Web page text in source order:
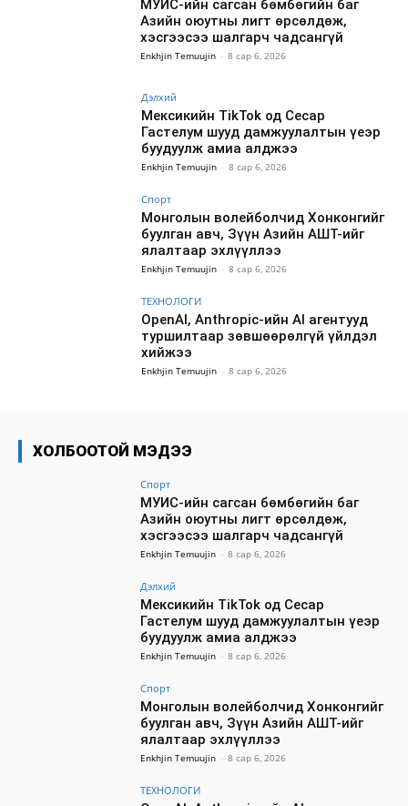
МУИС-ийн сагсан бөмбөгийн баг
Азийн оюутны лигт өрсөлдөж,
хэсгээсээ шалгарч чадсангүй
Enkhjin Temuujin - 8 сар 6, 2026
Дэлхий
Мексикийн TikTok од Сесар
Гастелум шууд дамжуулалтын үеэр
буудуулж амиа алджээ
Enkhjin Temuujin - 8 сар 6, 2026
Спорт
Монголын волейболчид Хонконгийг
буулган авч, Зүүн Азийн АШТ-ийг
ялалтаар эхлүүллээ
Enkhjin Temuujin - 8 сар 6, 2026
ТЕХНОЛОГИ
OpenAI, Anthropic-ийн AI агентууд
туршилтаар зөвшөөрөлгүй үйлдэл
хийжээ
Enkhjin Temuujin - 8 сар 6, 2026
ХОЛБООТОЙ МЭДЭЭ
Спорт
МУИС-ийн сагсан бөмбөгийн баг
Азийн оюутны лигт өрсөлдөж,
хэсгээсээ шалгарч чадсангүй
Enkhjin Temuujin - 8 сар 6, 2026
Дэлхий
Мексикийн TikTok од Сесар
Гастелум шууд дамжуулалтын үеэр
буудуулж амиа алджээ
Enkhjin Temuujin - 8 сар 6, 2026
Спорт
Монголын волейболчид Хонконгийг
буулган авч, Зүүн Азийн АШТ-ийг
ялалтаар эхлүүллээ
Enkhjin Temuujin - 8 сар 6, 2026
ТЕХНОЛОГИ